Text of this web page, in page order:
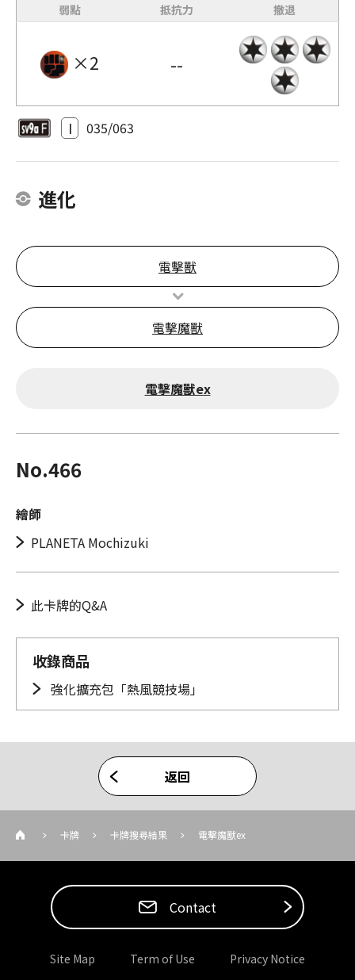
弱點 抵抗力 撤退
×2 --
I 035/063
進化
電擊獸
電擊魔獸
電擊魔獸ex
No.466
繪師
PLANETA Mochizuki
此卡牌的Q&A
收錄商品
強化擴充包「熱風競技場」
返回
卡牌 卡牌搜尋結果 電擊魔獸ex
Contact
Site Map Term of Use Privacy Notice